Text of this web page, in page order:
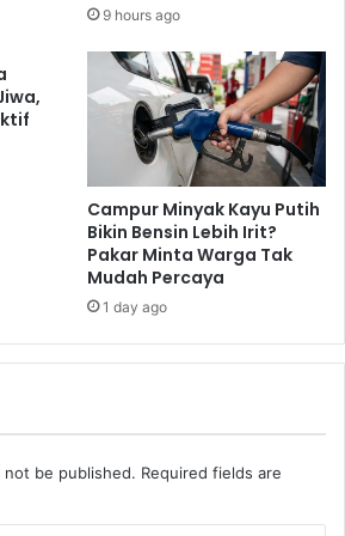
9 hours ago
Campur Minyak Kayu Putih
Bikin Bensin Lebih Irit?
Pakar Minta Warga Tak
Mudah Percaya
1 day ago
not be published. Required fields are